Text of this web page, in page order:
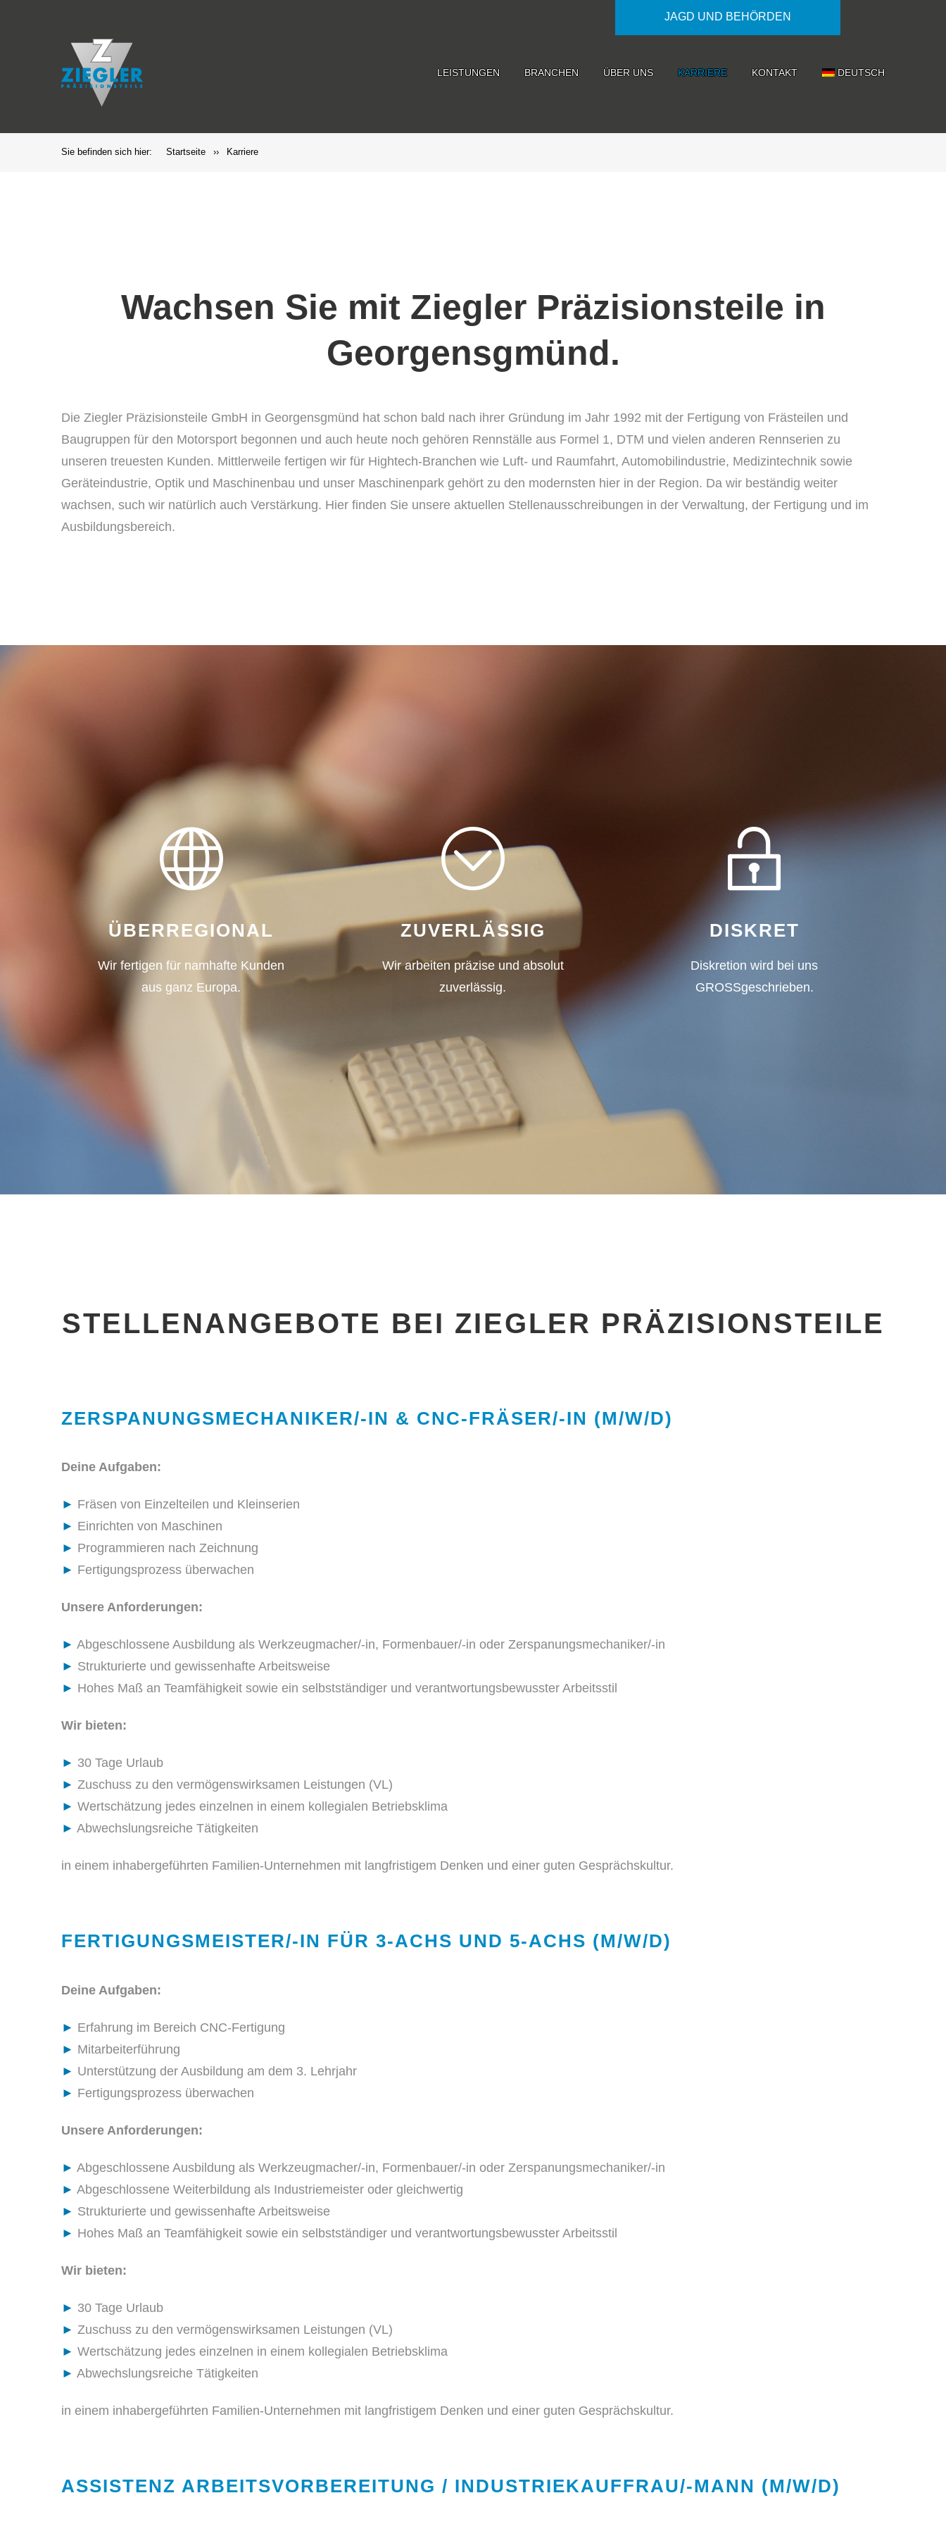
JAGD UND BEHÖRDEN
LEISTUNGEN BRANCHEN ÜBER UNS KARRIERE KONTAKT DEUTSCH
Sie befinden sich hier: Startseite ›› Karriere
Wachsen Sie mit Ziegler Präzisionsteile in
Georgensgmünd.
Die Ziegler Präzisionsteile GmbH in Georgensgmünd hat schon bald nach ihrer Gründung im Jahr 1992 mit der Fertigung von Frästeilen und
Baugruppen für den Motorsport begonnen und auch heute noch gehören Rennställe aus Formel 1, DTM und vielen anderen Rennserien zu
unseren treuesten Kunden. Mittlerweile fertigen wir für Hightech-Branchen wie Luft- und Raumfahrt, Automobilindustrie, Medizintechnik sowie
Geräteindustrie, Optik und Maschinenbau und unser Maschinenpark gehört zu den modernsten hier in der Region. Da wir beständig weiter
wachsen, such wir natürlich auch Verstärkung. Hier finden Sie unsere aktuellen Stellenausschreibungen in der Verwaltung, der Fertigung und im
Ausbildungsbereich.
ÜBERREGIONAL
Wir fertigen für namhafte Kunden
aus ganz Europa.
ZUVERLÄSSIG
Wir arbeiten präzise und absolut
zuverlässig.
DISKRET
Diskretion wird bei uns
GROSSgeschrieben.
STELLENANGEBOTE BEI ZIEGLER PRÄZISIONSTEILE
ZERSPANUNGSMECHANIKER/-IN & CNC-FRÄSER/-IN (M/W/D)
Deine Aufgaben:
► Fräsen von Einzelteilen und Kleinserien
► Einrichten von Maschinen
► Programmieren nach Zeichnung
► Fertigungsprozess überwachen
Unsere Anforderungen:
► Abgeschlossene Ausbildung als Werkzeugmacher/-in, Formenbauer/-in oder Zerspanungsmechaniker/-in
► Strukturierte und gewissenhafte Arbeitsweise
► Hohes Maß an Teamfähigkeit sowie ein selbstständiger und verantwortungsbewusster Arbeitsstil
Wir bieten:
► 30 Tage Urlaub
► Zuschuss zu den vermögenswirksamen Leistungen (VL)
► Wertschätzung jedes einzelnen in einem kollegialen Betriebsklima
► Abwechslungsreiche Tätigkeiten
in einem inhabergeführten Familien-Unternehmen mit langfristigem Denken und einer guten Gesprächskultur.
FERTIGUNGSMEISTER/-IN FÜR 3-ACHS UND 5-ACHS (M/W/D)
Deine Aufgaben:
► Erfahrung im Bereich CNC-Fertigung
► Mitarbeiterführung
► Unterstützung der Ausbildung am dem 3. Lehrjahr
► Fertigungsprozess überwachen
Unsere Anforderungen:
► Abgeschlossene Ausbildung als Werkzeugmacher/-in, Formenbauer/-in oder Zerspanungsmechaniker/-in
► Abgeschlossene Weiterbildung als Industriemeister oder gleichwertig
► Strukturierte und gewissenhafte Arbeitsweise
► Hohes Maß an Teamfähigkeit sowie ein selbstständiger und verantwortungsbewusster Arbeitsstil
Wir bieten:
► 30 Tage Urlaub
► Zuschuss zu den vermögenswirksamen Leistungen (VL)
► Wertschätzung jedes einzelnen in einem kollegialen Betriebsklima
► Abwechslungsreiche Tätigkeiten
in einem inhabergeführten Familien-Unternehmen mit langfristigem Denken und einer guten Gesprächskultur.
ASSISTENZ ARBEITSVORBEREITUNG / INDUSTRIEKAUFFRAU/-MANN (M/W/D)